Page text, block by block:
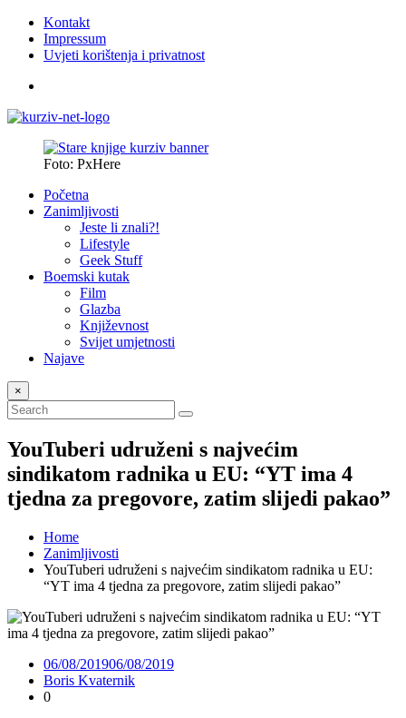
Kontakt
Impressum
Uvjeti korištenja i privatnost
Foto: PxHere
Početna
Zanimljivosti
Jeste li znali?!
Lifestyle
Geek Stuff
Boemski kutak
Film
Glazba
Književnost
Svijet umjetnosti
Najave
×
YouTuberi udruženi s najvećim
sindikatom radnika u EU: “YT ima 4
tjedna za pregovore, zatim slijedi pakao”
Home
Zanimljivosti
YouTuberi udruženi s najvećim sindikatom radnika u EU:
“YT ima 4 tjedna za pregovore, zatim slijedi pakao”
06/08/201906/08/2019
Boris Kvaternik
0